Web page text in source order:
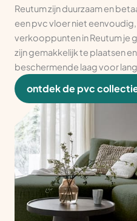
Reutum zijn duurzaam en
een pvc vloer niet
verkooppunten in Reutum je
zijn gemakkelijk te plaatsen
beschermende laag voor
ontdek de pvc